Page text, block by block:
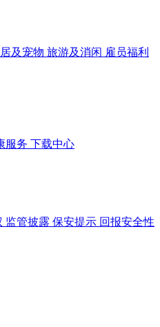
及宠物 旅游及消闲 雇员福利
服务 下载中心
监管披露 保安提示 回报安全性